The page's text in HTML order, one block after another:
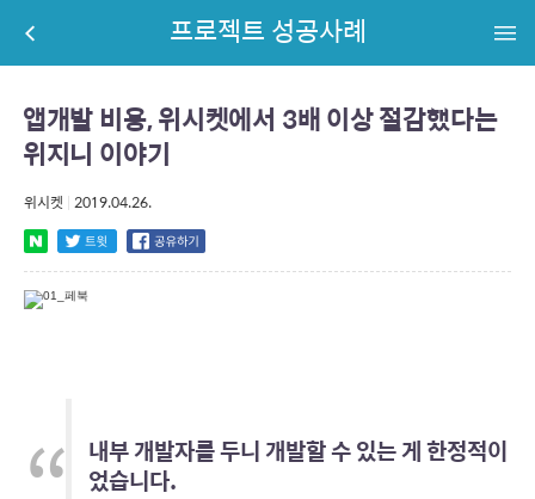
프로젝트 성공사례
앱개발 비용, 위시켓에서 3배 이상 절감했다는
위지니 이야기
위시켓 2019.04.26.
내부 개발자를 두니 개발할 수 있는 게 한정적이
었습니다.